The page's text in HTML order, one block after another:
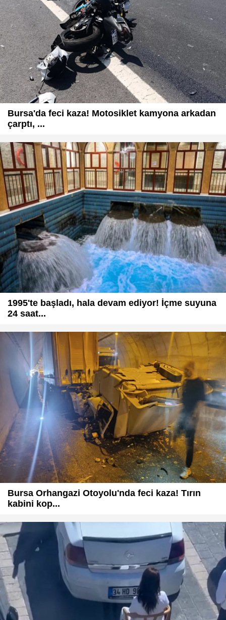
Bursa'da feci kaza! Motosiklet kamyona arkadan
çarptı, ...
1995'te başladı, hala devam ediyor! İçme suyuna
24 saat...
Bursa Orhangazi Otoyolu'nda feci kaza! Tırın
kabini kop...